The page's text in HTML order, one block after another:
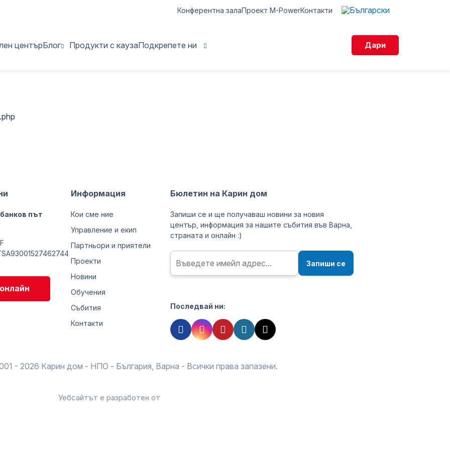
Конферентна залаПроект M-PowerКонтакти
центърБлог Продукти с каузаПодкрепете ни Дари
път
Информация
Кои сме ние
Управление и екип
Партньори и приятели
Проекти
Новини
Обучения
Събития
Контакти
Бюлетин на Карин дом
Запиши се и ще получаваш новини за новия
център, информация за нашите събития във Варна,
страната и онлайн :)
Запиши се
Последвай ни:
- 2026 Карин дом - НПО - България, Варна - Всички права запазени.
Уебсайтът е разработен от